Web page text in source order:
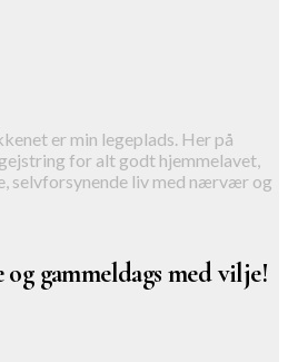
er min legeplads. Her på
for alt godt hjemmelavet,
selvforsynende liv med nærvær og
gammeldags med vilje!